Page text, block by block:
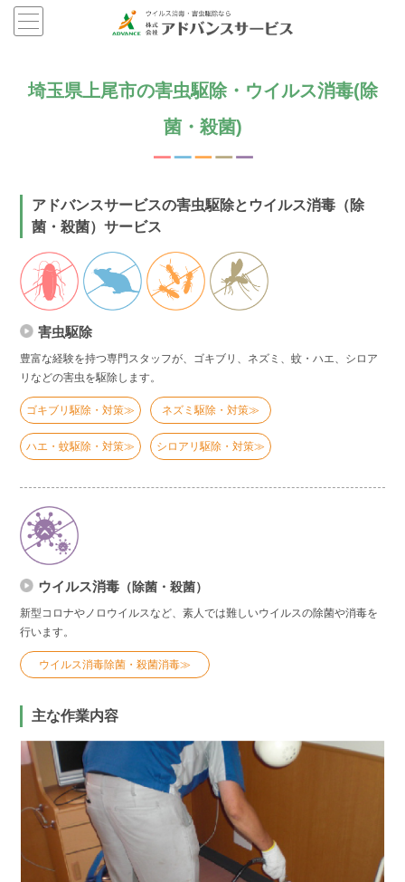
埼玉県上尾市の害虫駆除・ウイルス消毒(除
菌・殺菌)
アドバンスサービスの害虫駆除とウイルス消毒（除
菌・殺菌）サービス
害虫駆除
豊富な経験を持つ専門スタッフが、ゴキブリ、ネズミ、蚊・ハエ、シロア
リなどの害虫を駆除します。
ゴキブリ駆除・対策≫ ネズミ駆除・対策≫
ハエ・蚊駆除・対策≫ シロアリ駆除・対策≫
ウイルス消毒 （除菌・殺菌）
新型コロナやノロウイルスなど、素人では難しいウイルスの除菌や消毒を
行います。
ウイルス消毒除菌・殺菌消毒≫
主な作業内容